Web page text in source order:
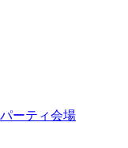
パーティ会場